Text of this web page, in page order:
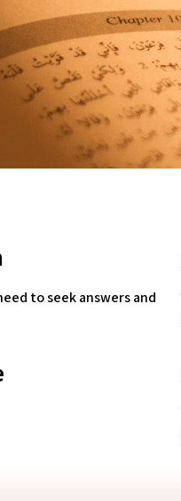
to seek answers and